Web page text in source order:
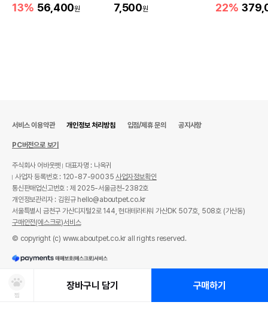
13% 56,400원 7,500원 22%
찜
장바구니 담기 구매하기
서비스 이용약관 개인정보 처리방침 입점/제휴 문의 공지사항
PC버전으로 보기
주식회사 어바웃펫
대표자명 : 나옥귀
사업자 등록번호 : 120-87-90035사업자정보확인
통신판매업신고번호 : 제 2025-서울금천-2382호
개인정보관리자 : 김원규 hello@aboutpet.co.kr
서울특별시 금천구 가산디지털2로 144, 현대테라타워 가산DK 507호, 508호 (가산동)
구매안전(에스크로)서비스
© copyright (c) www.aboutpet.co.kr all rights reserved.